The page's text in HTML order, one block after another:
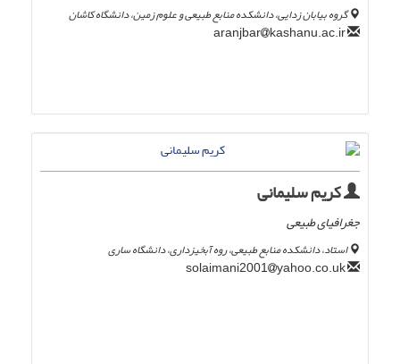
گروه بیابان زدایی، دانشکده منابع طبیعی و علوم زمین، دانشگاه کاشان
kashanu.ac.ir
کریم سلیمانی
جغرافیای طبیعی
استاد، دانشکده منابع طبیعی، روه آبخیزداری، دانشگاه ساری
yahoo.co.uk